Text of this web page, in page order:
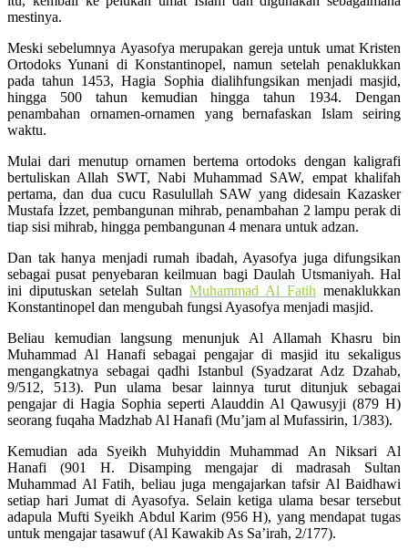
mestinya.
Meski sebelumnya Ayasofya merupakan gereja untuk umat Kristen
Ortodoks Yunani di Konstantinopel, namun setelah penaklukkan
pada tahun 1453, Hagia Sophia dialihfungsikan menjadi masjid,
hingga 500 tahun kemudian hingga tahun 1934. Dengan
penambahan ornamen-ornamen yang bernafaskan Islam seiring
waktu.
Mulai dari menutup ornamen bertema ortodoks dengan kaligrafi
bertuliskan Allah SWT, Nabi Muhammad SAW, empat khalifah
pertama, dan dua cucu Rasulullah SAW yang didesain Kazasker
Mustafa İzzet, pembangunan mihrab, penambahan 2 lampu perak di
tiap sisi mihrab, hingga pembangunan 4 menara untuk adzan.
Dan tak hanya menjadi rumah ibadah, Ayasofya juga difungsikan
sebagai pusat penyebaran keilmuan bagi Daulah Utsmaniyah. Hal
ini diputuskan setelah Sultan Muhammad Al Fatih menaklukkan
Konstantinopel dan mengubah fungsi Ayasofya menjadi masjid.
Beliau kemudian langsung menunjuk Al Allamah Khasru bin
Muhammad Al Hanafi sebagai pengajar di masjid itu sekaligus
mengangkatnya sebagai qadhi Istanbul (Syadzarat Adz Dzahab,
9/512, 513). Pun ulama besar lainnya turut ditunjuk sebagai
pengajar di Hagia Sophia seperti Alauddin Al Qawusyji (879 H)
seorang fuqaha Madzhab Al Hanafi (Mu’jam al Mufassirin, 1/383).
Kemudian ada Syeikh Muhyiddin Muhammad An Niksari Al
Hanafi (901 H. Disamping mengajar di madrasah Sultan
Muhammad Al Fatih, beliau juga mengajarkan tafsir Al Baidhawi
setiap hari Jumat di Ayasofya. Selain ketiga ulama besar tersebut
adapula Mufti Syeikh Abdul Karim (956 H), yang mendapat tugas
untuk mengajar tasawuf (Al Kawakib As Sa’irah, 2/177).